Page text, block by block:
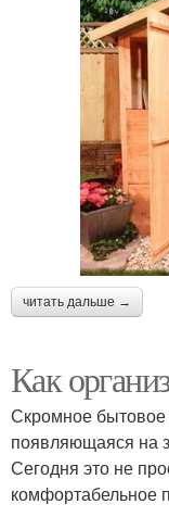
читать дальше →
Как
Скромное бытовое
появляющаяся на
Сегодня это не
комфортабельное